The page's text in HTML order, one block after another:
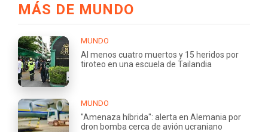
MÁS DE MUNDO
MUNDO
Al menos cuatro muertos y 15 heridos por
tiroteo en una escuela de Tailandia
MUNDO
"Amenaza híbrida": alerta en Alemania por
dron bomba cerca de avión ucraniano